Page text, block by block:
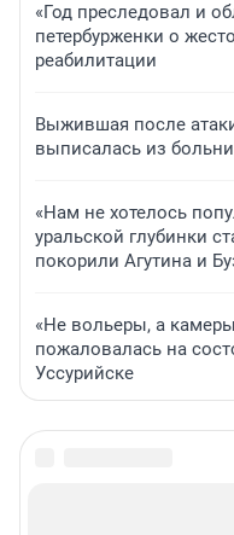
«Год преследовал и
петербурженки о
реабилитации
Выжившая после
выписалась из
«Нам не хотелось
уральской глубинки
покорили Агутина и
«Не вольеры, а
пожаловалась на
Уссурийске